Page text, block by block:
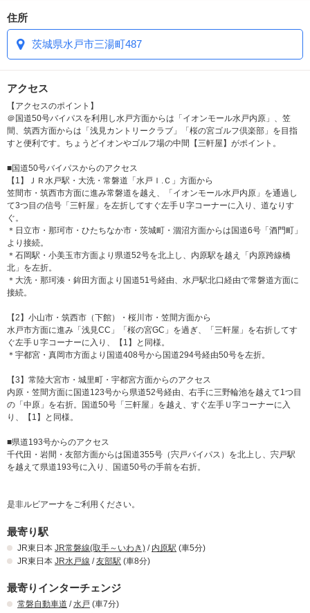
ルヴィアーナでは、
イテムをさらに強化！！
ビューテックドライヤー プロやファ
インバブルシャワー ピュア
パワーストレートアイロン
プロ
全室に追加導入いたしました！！
さらにハイランクのReFaアイテムをお試しくださいませ。
QR決算スタート！
お部屋のTV画面からQRコード決済ができます！
キャッシュレス決済サービスができます！！
RuグループLINE公式アカウント友達
募集
お友達登録してRuグループのお得な情報をGETしてくださ
お友達登録はこちらをタップ
お好みの調光がで
いつもルヴィアーナをご利用いただき誠に有難うございます。
天井にあるLEDの間接照明をゲストの自由自在の多彩なバリエーシ
名付けて「オーロラグロー」を111号室・112号室・113号室・116
号室・117号室に
住所
茨城県水戸市三湯町487
アクセス
【アクセスのポイント】
＠国道50号バイパスを利用し水戸方面からは「イオンモール水戸内原」、笠
間、筑西方面からは「浅見カントリークラブ」「桜の宮ゴルフ倶楽部」を目指
すと便利です。ちょうどイオンやゴルフ場の中間【三軒屋】がポイント。
■国道50号バイパスからのアクセス
【1】ＪＲ水戸駅・大洗・常磐道「水戸Ｉ.Ｃ」方面から
笠間市・筑西市方面に進み常磐道を越え、「イオンモール水戸内原」を通過し
て3つ目の信号「三軒屋」を左折してすぐ左手Ｕ字コーナーに入り、道なりす
ぐ。
＊日立市・那珂市・ひたちなか市・茨城町・涸沼方面からは国道6号「酒門町」
より接続。
＊石岡駅・小美玉市方面より県道52号を北上し、内原駅を越え「内原跨線橋
北」を左折。
＊大洗・那珂湊・鉾田方面より国道51号経由、水戸駅北口経由で常磐道方面に
接続。
【2】小山市・筑西市（下館）・桜川市・笠間方面から
水戸市方面に進み「浅見CC」「桜の宮GC」を過ぎ、「三軒屋」を右折してす
ぐ左手Ｕ字コーナーに入り、【1】と同様。
＊宇都宮・真岡市方面より国道408号から国道294号経由50号を左折。
【3】常陸大宮市・城里町・宇都宮方面からのアクセス
内原・笠間方面に国道123号から県道52号経由、右手に三野輪池を越えて1つ目
の「中原」を右折。国道50号「三軒屋」を越え、すぐ左手Ｕ字コーナーに入
り、【1】と同様。
■県道193号からのアクセス
千代田・岩間・友部方面からは国道355号（宍戸バイパス）を北上し、宍戸駅
を越えて県道193号に入り、国道50号の手前を右折。
是非ルビアーナをご利用ください。
最寄り駅
JR東日本 JR常磐線(取手～いわき) / 内原駅 (車5分)
JR東日本 JR水戸線 /友部駅 (車8分)
最寄りインターチェンジ
常磐自動車道 /水戸 (車7分)